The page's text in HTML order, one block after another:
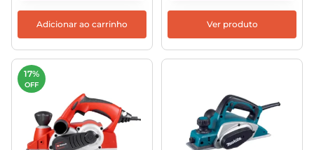
Adicionar ao carrinho Ver produto
17%
OFF